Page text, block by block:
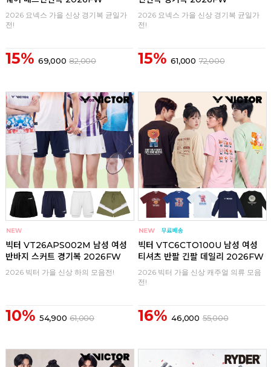
2026 요넥스 가을 신상 경기복 균일가
전!
15% 69,000 82,000
2026 요넥스 가을 신상 경기복 균일가
전!
15% 61,000 72,000
빅터 VT26APS002M 남성 여성
반바지 스커트 경기복 2026FW
2026 빅터 가을 신상 하의 모음전!
10% 54,900 61,000
빅터 VTC6CTO100U 남성 여성
티셔츠 반팔 긴팔 데일리 2026FW
2026 빅터 가을 신상 캐주얼 의류 모음
전!
16% 46,000 55,000